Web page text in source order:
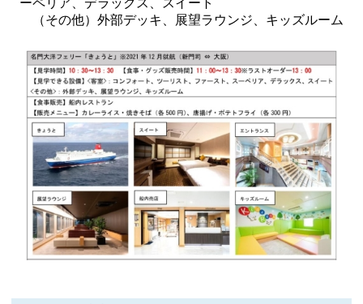
ーペリア、デラックス、スイート
（その他）外部デッキ、展望ラウンジ、キッズルーム